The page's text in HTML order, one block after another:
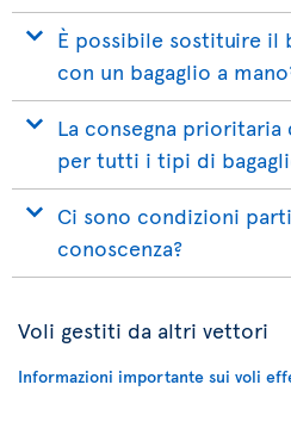
È possibile sostituire il
con un bagaglio a
La consegna prioritaria
per tutti i tipi di
Ci sono condizioni
conoscenza?
Voli gestiti da altri vettori
Informazioni importante sui voli